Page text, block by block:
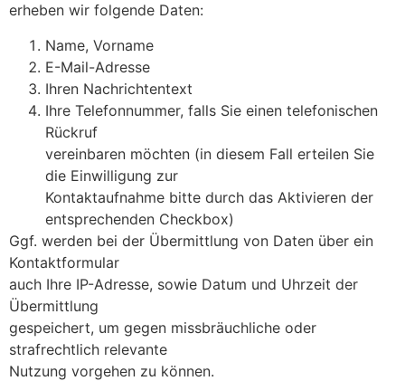
erheben wir folgende Daten:
Name, Vorname
E-Mail-Adresse
Ihren Nachrichtentext
Ihre Telefonnummer, falls Sie einen telefonischen
Rückruf
vereinbaren möchten (in diesem Fall erteilen Sie
die Einwilligung zur
Kontaktaufnahme bitte durch das Aktivieren der
entsprechenden Checkbox)
Ggf. werden bei der Übermittlung von Daten über ein
Kontaktformular
auch Ihre IP-Adresse, sowie Datum und Uhrzeit der
Übermittlung
gespeichert, um gegen missbräuchliche oder
strafrechtlich relevante
Nutzung vorgehen zu können.